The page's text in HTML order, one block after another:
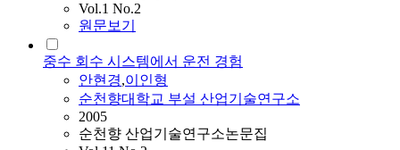
Vol.1 No.2
원문보기
중수 회수 시스템에서 운전 경험
안현경,이인형
순천향대학교 부설 산업기술연구소
2005
순천향 산업기술연구소논문집